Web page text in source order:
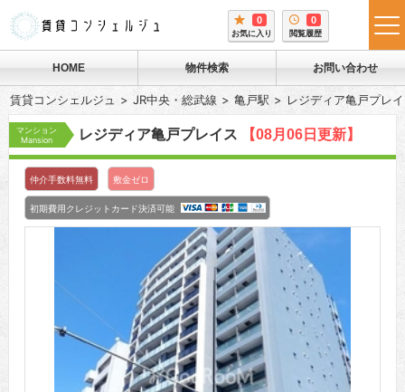
0
お気に入り
0
閲覧履歴
HOME 物件検索 お問い合わせ
賃貸コンシェルジュ JR中央・総武線 亀戸駅 レジディア亀戸プレ
マンション
Mansion
レジディア亀戸プレイス 【08月06日更新】
仲介手数料無料 敷金ゼロ
初期費用クレジットカード決済可能